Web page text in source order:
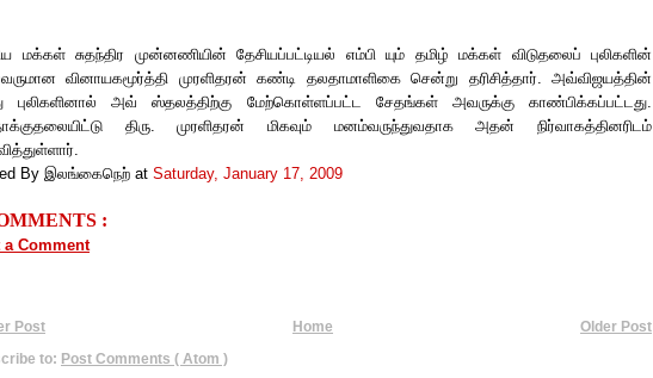
மக்கள் சுதந்திர முன்னணியின் தேசியப்பட்டியல் எம்பி யும் தமிழ் மக்கள் விடுதலைப் புலிகளின்
வினாயகமூர்த்தி முரளிதரன் கண்டி தலதாமாளிகை சென்று தரிசித்தார். அவ்விஜயத்தின்
புலிகளினால் அவ் ஸ்தலத்திற்கு மேற்கொள்ளப்பட்ட சேதங்கள் அவருக்கு காண்பிக்கப்பட்டது.
திரு. முரளிதரன் மிகவும் மனம்வருந்துவதாக அதன் நிர்வாகத்தினரிடம்
By இலங்கைநெற் at Saturday, January 17, 2009
:
a Comment
Post Older Post
Home
to: Post Comments ( Atom )